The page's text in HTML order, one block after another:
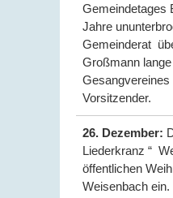
Gemeindetages
Jahre
Gemeinderat
Großmann
Vorsitzender.
26. Dezember:
Liederkranz “
öffentlichen
Weisenbach ein.